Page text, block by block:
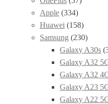
Apple (334)
Huawei (158)
Samsung (230)
Galaxy A30s
Galaxy A32
Galaxy A32
Galaxy A23
Galaxy A22